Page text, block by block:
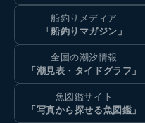
船釣りメディア
「船釣りマガジン」
全国の潮汐情報
「潮見表・タイドグラフ」
魚図鑑サイト
「写真から探せる魚図鑑」